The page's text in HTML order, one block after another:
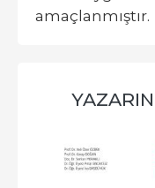
amaçlanmıştır.